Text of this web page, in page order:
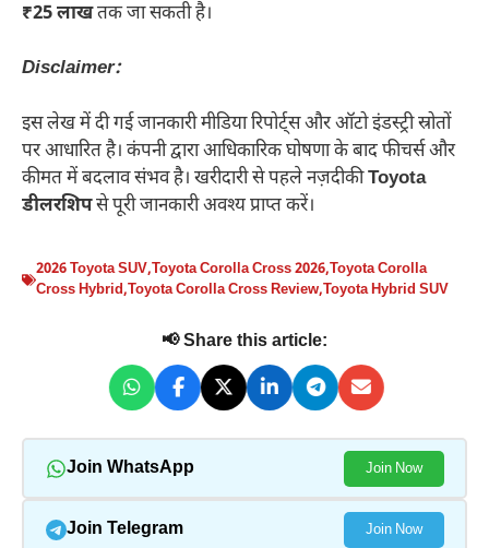
₹25 लाखतक जा सकती है।
Disclaimer:
इस लेख में दी गई जानकारी मीडिया रिपोर्ट्स और ऑटो इंडस्ट्री स्रोतों
पर आधारित है। कंपनी द्वारा आधिकारिक घोषणा के बाद फीचर्स और
कीमत में बदलाव संभव है। खरीदारी से पहले नज़दीकीToyota
डीलरशिपसे पूरी जानकारी अवश्य प्राप्त करें।
2026 Toyota SUV,Toyota Corolla Cross 2026,Toyota Corolla
Cross Hybrid,Toyota Corolla Cross Review,Toyota Hybrid SUV
📢 Share this article:
Join WhatsApp Join Now
Join Telegram Join Now